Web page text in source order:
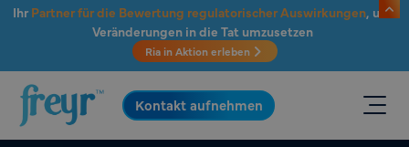
Zum Hauptinhalt springen
Ihr Partner für die Bewertung regulatorischer Auswirkungen, um
Veränderungen in die Tat umzusetzen
Ria in Aktion erleben
.
Kontakt aufnehmen